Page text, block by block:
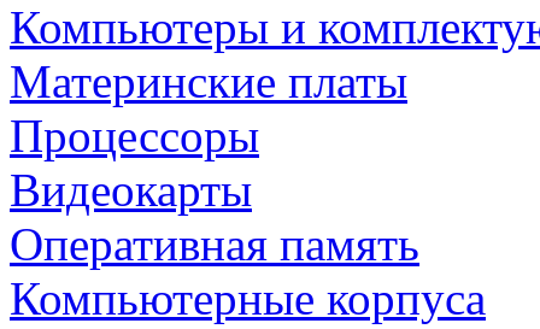
Компьютеры и
Материнские платы
Процессоры
Видеокарты
Оперативная память
Компьютерные корпуса